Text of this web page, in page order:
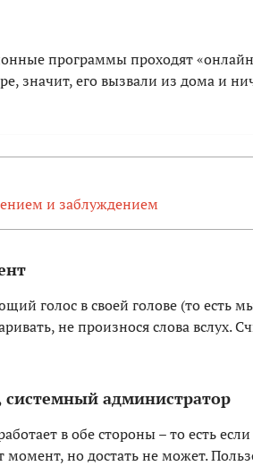
программы проходят
значит, его вызвали из дома и
и заблуждением
голос в своей голове (то есть
не произнося слова вслух.
администратор
в обе стороны – то есть
момент, но достать не может.